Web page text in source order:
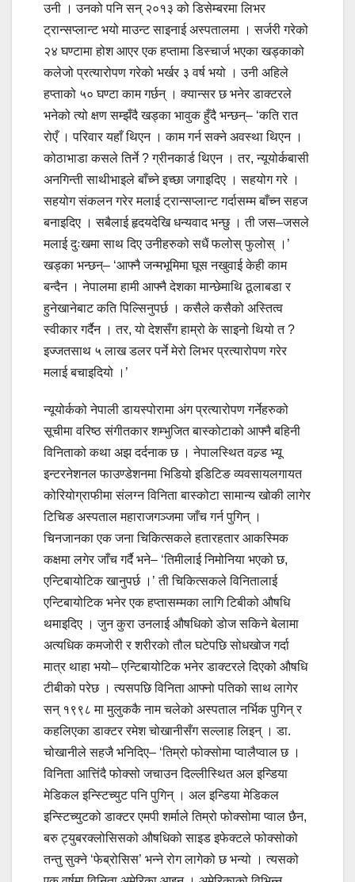
उनी । उनको पनि सन् २०१३ को डिसेम्बरमा लिभर
ट्रान्सप्लान्ट भयो माउन्ट साइनाई अस्पतालमा । सर्जरी गरेको
२४ घण्टामा होश आएर एक हप्तामा डिस्चार्ज भएका खड्काको
कलेजो प्रत्यारोपण गरेको भर्खर ३ वर्ष भयो । उनी अहिले
हप्ताको ५० घण्टा काम गर्छन् । क्यान्सर छ भनेर डाक्टरले
भनेको त्यो क्षण सम्झँदै खड्का भावुक हुँदै भन्छन्– ‘कति रात
रोएँ । परिवार यहाँ थिएन । काम गर्न सक्ने अवस्था थिएन ।
कोठाभाडा कसले तिर्ने ? ग्रीनकार्ड थिएन । तर, न्यूयोर्कबासी
अनगिन्ती साथीभाइले बाँच्ने इच्छा जगाइदिए । सहयोग गरे ।
सहयोग संकलन गरेर मलाई ट्रान्सप्लान्ट गर्दासम्म बाँच्न सहज
बनाइदिए । सबैलाई हृदयदेखि धन्यवाद भन्छु । ती जस–जसले
मलाई दुःखमा साथ दिए उनीहरुको सधैं फलोस् फुलोस् ।’
खड्का भन्छन्– ‘आफ्नै जन्मभूमिमा घूस नखुवाई केही काम
बन्दैन । नेपालमा हामी आफ्नै देशका मान्छेमाथि ठूलाबडा र
हुनेखानेबाट कति पिल्सिनुपर्छ । कसैले कसैको अस्तित्व
स्वीकार गर्दैन । तर, यो देशसँग हाम्रो के साइनो थियो त ?
इज्जतसाथ ५ लाख डलर पर्ने मेरो लिभर प्रत्यारोपण गरेर
मलाई बचाइदियो ।’
न्यूयोर्कको नेपाली डायस्पोरामा अंग प्रत्यारोपण गर्नेहरुको
सूचीमा वरिष्ठ संगीतकार शम्भुजित बास्कोटाको आफ्नै बहिनी
विनिताको कथा अझ दर्दनाक छ । नेपालस्थित वल्र्ड भ्यू
इन्टरनेशनल फाउण्डेशनमा भिडियो इडिटिङ व्यवसायलगायत
कोरियोग्राफीमा संलग्न विनिता बास्कोटा सामान्य खोकी लागेर
टिचिङ अस्पताल महाराजगञ्जमा जाँच गर्न पुगिन् ।
चिनजानका एक जना चिकित्सकले हतारहतार आकस्मिक
कक्षमा लगेर जाँच गर्दै भने– ‘तिमीलाई निमोनिया भएको छ,
एन्टिबायोटिक खानुपर्छ ।’ ती चिकित्सकले विनितालाई
एन्टिबायोटिक भनेर एक हप्तासम्मका लागि टिबीको औषधि
थमाइदिए । जुन कुरा उनलाई औषधिको डोज सकिने बेलामा
अत्यधिक कमजोरी र शरीरको तौल घटेपछि सोधखोज गर्दा
मात्र थाहा भयो– एन्टिबायोटिक भनेर डाक्टरले दिएको औषधि
टीबीको परेछ । त्यसपछि विनिता आफ्नो पतिको साथ लागेर
सन् १९९८ मा मुलुककै नाम चलेको अस्पताल नर्भिक पुगिन् र
कहलिएका डाक्टर रमेश चोखानीसँग सल्लाह लिइन् । डा.
चोखानीले सहजै भनिदिए– ‘तिम्रो फोक्सोमा प्वालैप्वाल छ ।
विनिता आत्तिंदै फोक्सो जचाउन दिल्लीस्थित अल इन्डिया
मेडिकल इन्स्टिच्युट पनि पुगिन् । अल इन्डिया मेडिकल
इन्स्टिच्युटको डाक्टर एमपी शर्माले तिम्रो फोक्सोमा प्वाल छैन,
बरु ट्युबरक्लोसिसको औषधिको साइड इफेक्टले फोक्सोको
तन्तु सुक्ने ‘फेब्रोसिस’ भन्ने रोग लागेको छ भन्यो । त्यसको